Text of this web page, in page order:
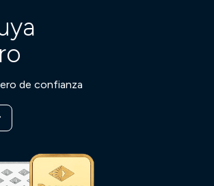
de confianza